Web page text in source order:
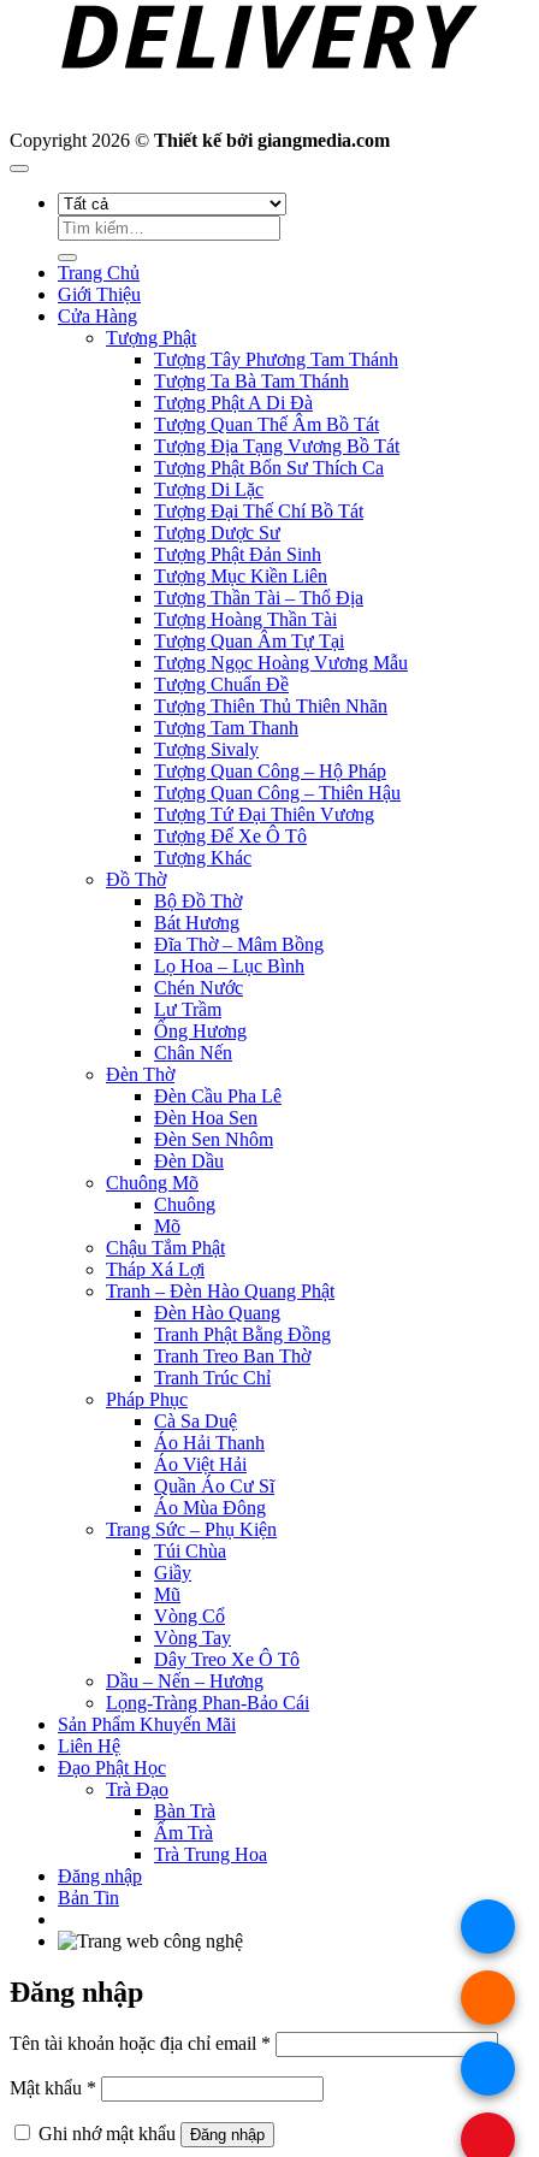
Copyright 2026 © Thiết kế bởi giangmedia.com
Tìm
kiếm:
Trang Chủ
Giới Thiệu
Cửa Hàng
Tượng Phật
Tượng Tây Phương Tam Thánh
Tượng Ta Bà Tam Thánh
Tượng Phật A Di Đà
Tượng Quan Thế Âm Bồ Tát
Tượng Địa Tạng Vương Bồ Tát
Tượng Phật Bổn Sư Thích Ca
Tượng Di Lặc
Tượng Đại Thế Chí Bồ Tát
Tượng Dược Sư
Tượng Phật Đản Sinh
Tượng Mục Kiền Liên
Tượng Thần Tài – Thổ Địa
Tượng Hoàng Thần Tài
Tượng Quan Âm Tự Tại
Tượng Ngọc Hoàng Vương Mẫu
Tượng Chuẩn Đề
Tượng Thiên Thủ Thiên Nhãn
Tượng Tam Thanh
Tượng Sivaly
Tượng Quan Công – Hộ Pháp
Tượng Quan Công – Thiên Hậu
Tượng Tứ Đại Thiên Vương
Tượng Để Xe Ô Tô
Tượng Khác
Đồ Thờ
Bộ Đồ Thờ
Bát Hương
Đĩa Thờ – Mâm Bồng
Lọ Hoa – Lục Bình
Chén Nước
Lư Trầm
Ống Hương
Chân Nến
Đèn Thờ
Đèn Cầu Pha Lê
Đèn Hoa Sen
Đèn Sen Nhôm
Đèn Dầu
Chuông Mõ
Chuông
Mõ
Chậu Tắm Phật
Tháp Xá Lợi
Tranh – Đèn Hào Quang Phật
Đèn Hào Quang
Tranh Phật Bằng Đồng
Tranh Treo Ban Thờ
Tranh Trúc Chỉ
Pháp Phục
Cà Sa Duệ
Áo Hải Thanh
Áo Việt Hải
Quần Áo Cư Sĩ
Áo Mùa Đông
Trang Sức – Phụ Kiện
Túi Chùa
Giầy
Mũ
Vòng Cổ
Vòng Tay
Dây Treo Xe Ô Tô
Dầu – Nến – Hương
Lọng-Tràng Phan-Bảo Cái
Sản Phẩm Khuyến Mãi
Liên Hệ
Đạo Phật Học
Trà Đạo
Bàn Trà
Ấm Trà
Trà Trung Hoa
Đăng nhập
Bản Tin
Đăng nhập
Tên tài khoản hoặc địa chỉ email *
buộc
Mật khẩu *
buộc
Ghi nhớ mật khẩu
Đăng nhập